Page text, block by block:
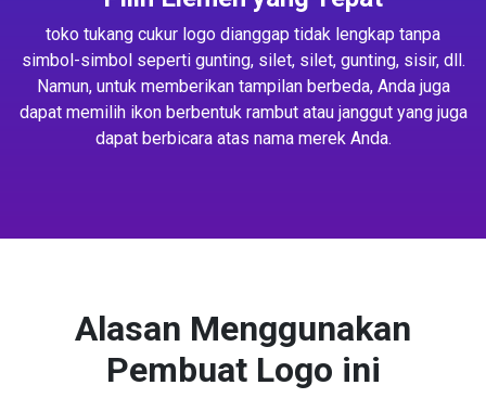
toko tukang cukur logo dianggap tidak lengkap tanpa
simbol-simbol seperti gunting, silet, silet, gunting, sisir, dll.
Namun, untuk memberikan tampilan berbeda, Anda juga
dapat memilih ikon berbentuk rambut atau janggut yang juga
dapat berbicara atas nama merek Anda.
Alasan Menggunakan
Pembuat Logo ini